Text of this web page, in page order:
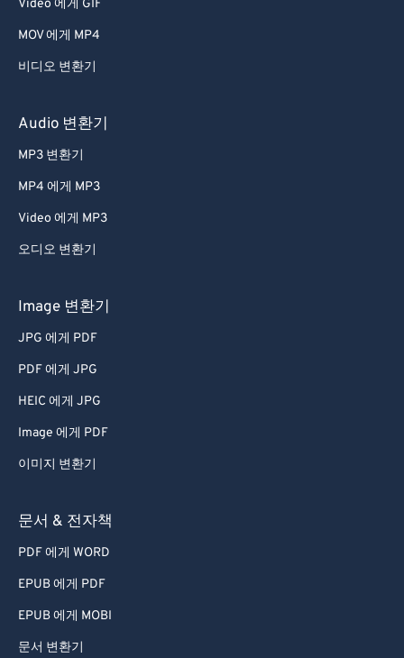
Video 에게 GIF
MOV 에게 MP4
비디오 변환기
Audio 변환기
MP3 변환기
MP4 에게 MP3
Video 에게 MP3
오디오 변환기
Image 변환기
JPG 에게 PDF
PDF 에게 JPG
HEIC 에게 JPG
Image 에게 PDF
이미지 변환기
문서 & 전자책
PDF 에게 WORD
EPUB 에게 PDF
EPUB 에게 MOBI
문서 변환기